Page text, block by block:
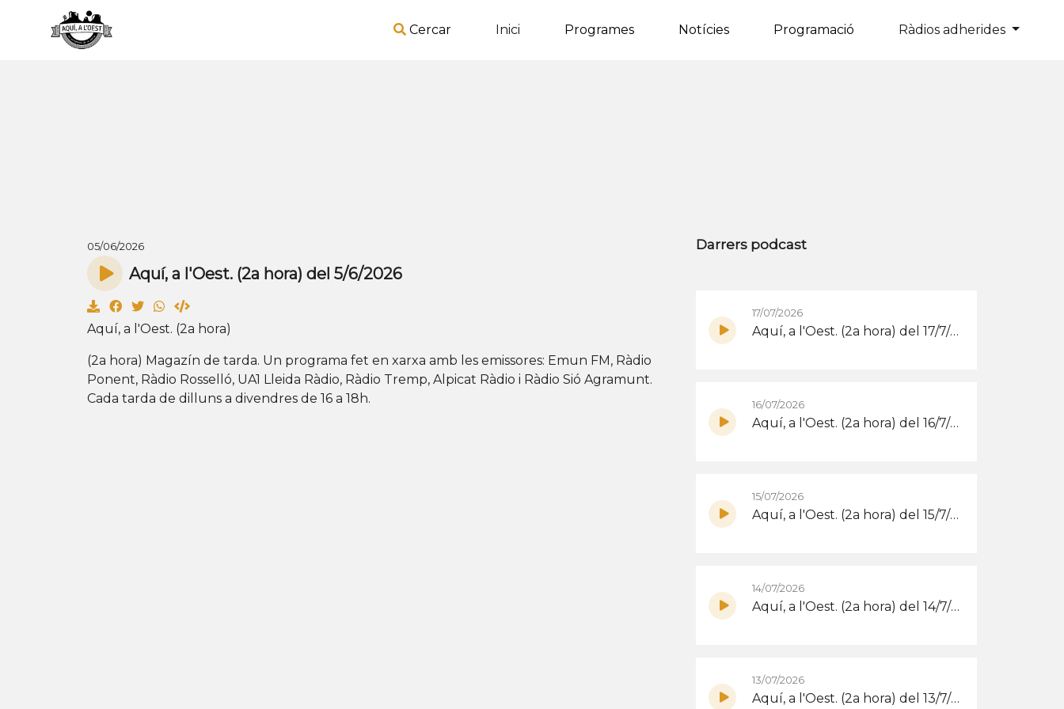
Cercar Inici Programes Notícies Programació Ràdios adherides
05/06/2026
Aquí, a l'Oest. (2a hora) del 5/6/2026
Aquí, a l'Oest. (2a hora)
(2a hora) Magazín de tarda. Un programa fet en xarxa amb les emissores: Emun FM, Ràdio
Ponent, Ràdio Rosselló, UA1 Lleida Ràdio, Ràdio Tremp, Alpicat Ràdio i Ràdio Sió Agramunt.
Cada tarda de dilluns a divendres de 16 a 18h.
Darrers podcast
17/07/2026
Aquí, a l'Oest. (2a hora) del 17/7/2026
16/07/2026
Aquí, a l'Oest. (2a hora) del 16/7/2026
15/07/2026
Aquí, a l'Oest. (2a hora) del 15/7/2026
14/07/2026
Aquí, a l'Oest. (2a hora) del 14/7/2026
13/07/2026
Aquí, a l'Oest. (2a hora) del 13/7/2026